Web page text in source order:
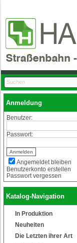
Anmeldung
Benutzer:
Passwort:
Angemeldet bleiben
Benutzerkonto erstellen
Passwort vergessen
Katalog-Navigation
In Produktion
Neuheiten
Die Letzten ihrer Art